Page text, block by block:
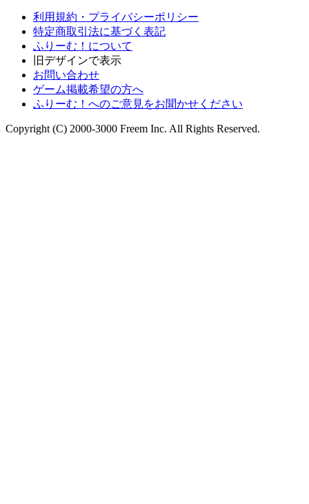
利用規約・プライバシーポリシー
特定商取引法に基づく表記
ふりーむ！について
旧デザインで表示
お問い合わせ
ゲーム掲載希望の方へ
ふりーむ！へのご意見をお聞かせください
Copyright (C) 2000-3000 Freem Inc. All Rights Reserved.